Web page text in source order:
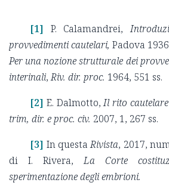
[1] P. Calamandrei,
provvedimenti cautelari, Padova
Per unanozione strutturale dei
interinali,Riv. dir. proc. 1964, 551 ss.
[2] E. Dalmotto,Il rito cautelare
trim, dir. e proc. civ. 2007, 1, 267 ss.
[3] In questaRivista, 2017,
di I. Rivera,La Corte
sperimentazione degli embrioni.